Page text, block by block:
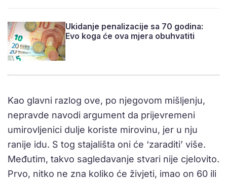
Ukidanje penalizacije sa 70 godina:
Evo koga će ova mjera obuhvatiti
Kao glavni razlog ove, po njegovom mišljenju,
nepravde navodi argument da prijevremeni
umirovljenici dulje koriste mirovinu, jer u nju
ranije idu. S tog stajališta oni će ‘zaraditi’ više.
Međutim, takvo sagledavanje stvari nije cjelovito.
Prvo, nitko ne zna koliko će živjeti, imao on 60 ili